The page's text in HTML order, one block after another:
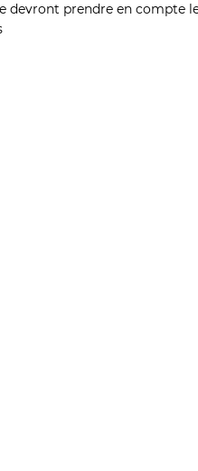
prendre en compte